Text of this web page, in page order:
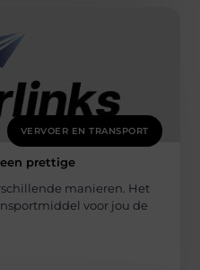
VERVOER EN TRANSPORT
prettige
manieren. Het
voor jou de